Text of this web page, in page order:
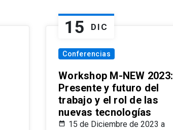
15 DIC
Conferencias
Workshop M-NEW 2023:
Presente y futuro del
trabajo y el rol de las
nuevas tecnologías
15 de Diciembre de 2023 a